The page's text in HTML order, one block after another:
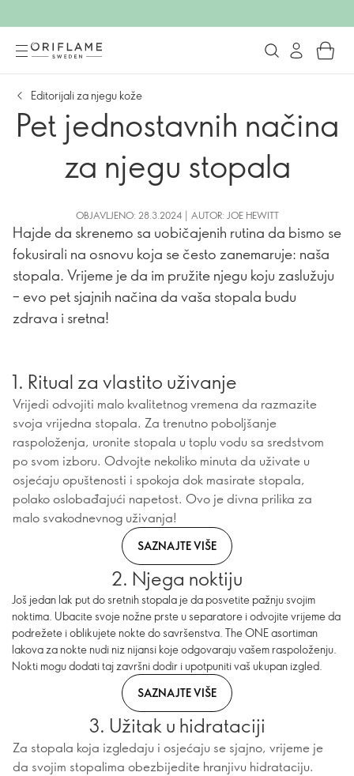
Editorijali za njegu kože
Pet jednostavnih načina
za njegu stopala
OBJAVLJENO: 28.3.2024 | AUTOR: JOE HEWITT
Hajde da skrenemo sa uobičajenih rutina da bismo se
fokusirali na osnovu koja se često zanemaruje: naša
stopala. Vrijeme je da im pružite njegu koju zaslužuju
– evo pet sjajnih načina da vaša stopala budu
zdrava i sretna!
1. Ritual za vlastito uživanje
Vrijedi odvojiti malo kvalitetnog vremena da razmazite
svoja vrijedna stopala. Za trenutno poboljšanje
raspoloženja, uronite stopala u toplu vodu sa sredstvom
po svom izboru. Odvojte nekoliko minuta da uživate u
osjećaju opuštenosti i spokoja dok masirate stopala,
polako oslobađajući napetost. Ovo je divna prilika za
malo svakodnevnog uživanja!
SAZNAJTE VIŠE
2. Njega noktiju
Još jedan lak put do sretnih stopala je da posvetite pažnju svojim
noktima. Ubacite svoje nožne prste u separatore i odvojite vrijeme da
podrežete i oblikujete nokte do savršenstva. The ONE asortiman
lakova za nokte nudi niz nijansi koje odgovaraju vašem raspoloženju.
Nokti mogu dodati taj završni dodir i upotpuniti vaš ukupan izgled.
SAZNAJTE VIŠE
3. Užitak u hidrataciji
Za stopala koja izgledaju i osjećaju se sjajno, vrijeme je
da svojim stopalima obezbijedite hranjivu hidrataciju.